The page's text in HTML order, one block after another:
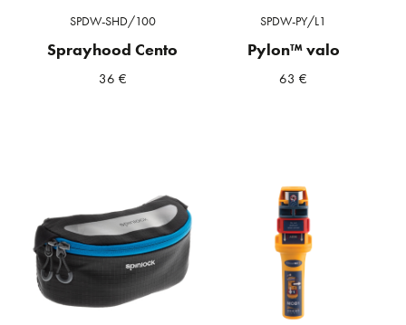
SPDW-SHD/100
Sprayhood Cento
36 €
SPDW-PY/L1
Pylon™ valo
63€